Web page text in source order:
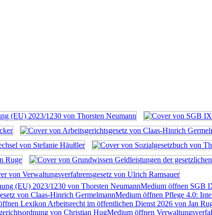
(EU) 2023/1230 von Thorsten NeumannMedium öffnen SGB
von Claas-Hinrich GermelmannMedium öffnen Pflege 4.0:
Lexikon Arbeitsrecht im öffentlichen Dienst 2026 von Jan
von Christian HugMedium öffnen